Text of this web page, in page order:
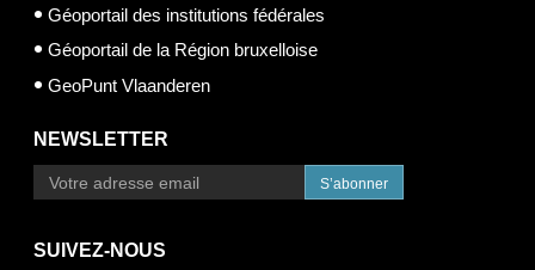
Géoportail des institutions fédérales
Géoportail de la Région bruxelloise
GeoPunt Vlaanderen
NEWSLETTER
S’abonner
SUIVEZ-NOUS